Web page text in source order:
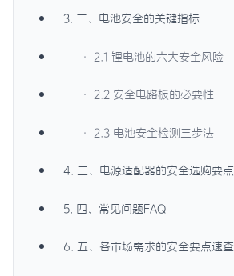
3. 二、电池安全的关键指标
· 2.1 锂电池的六大安全风险
· 2.2 安全电路板的必要性
· 2.3 电池安全检测三步法
4. 三、电源适配器的安全选购要点
5. 四、常见问题FAQ
6. 五、各市场需求的安全要点速查